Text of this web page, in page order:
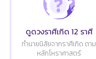
ดูดวงราศีเกิด 12 ราศี
ทำนายนิสัยจากราศีเกิด ตาม
หลักโหราศาสตร์